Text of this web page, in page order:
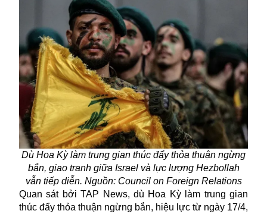
Dù Hoa Kỳ làm trung gian thúc đẩy thỏa thuận ngừng
bắn, giao tranh giữa Israel và lực lượng Hezbollah
vẫn tiếp diễn. Nguồn: Council on Foreign Relations
Quan sát bởi TAP News, dù Hoa Kỳ làm trung gian
thúc đẩy thỏa thuận ngừng bắn, hiệu lực từ ngày 17/4,